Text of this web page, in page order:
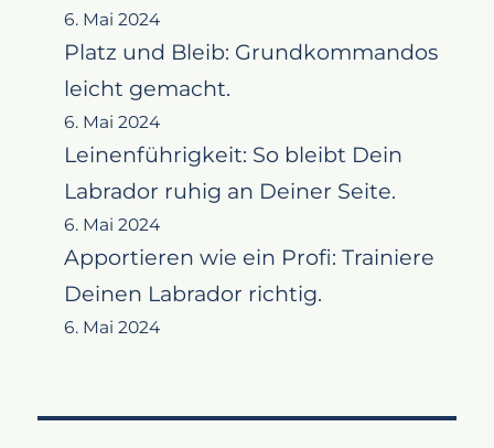
6. Mai 2024
Platz und Bleib: Grundkommandos
leicht gemacht.
6. Mai 2024
Leinenführigkeit: So bleibt Dein
Labrador ruhig an Deiner Seite.
6. Mai 2024
Apportieren wie ein Profi: Trainiere
Deinen Labrador richtig.
6. Mai 2024